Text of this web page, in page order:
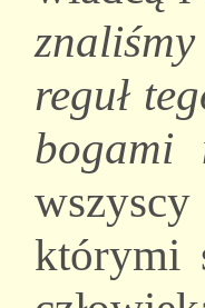
reguł
bogami
którymi